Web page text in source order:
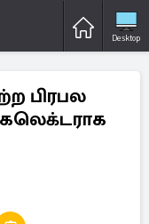
Desktop
பிரபல
கலெக்டராக